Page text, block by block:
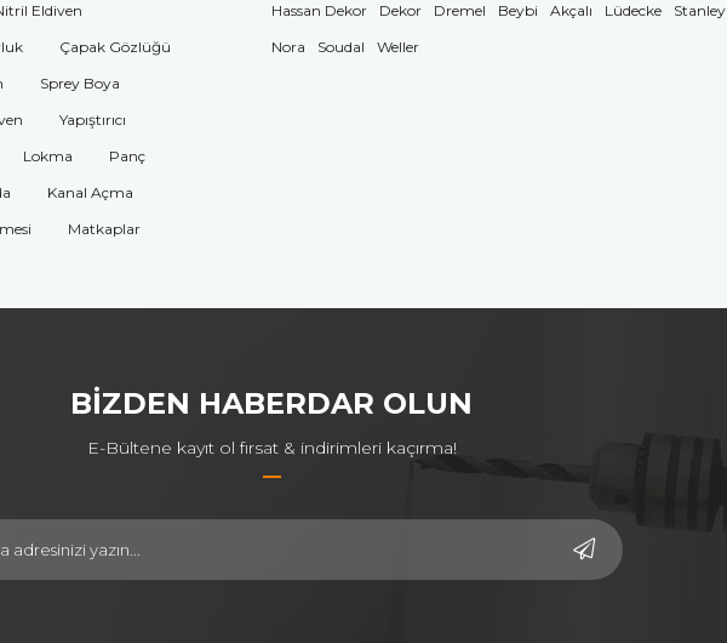
Eldiven
Çapak Gözlüğü
Sprey Boya
Yapıştırıcı
Lokma
Panç
Kanal Açma
Matkaplar
Hassan Dekor
Dekor Dremel Beybi Akçalı Lüdecke Stanley
Nora
Soudal Weller
BİZDEN HABERDAR OLUN
E-Bültene kayıt ol fırsat & indirimleri kaçırma!